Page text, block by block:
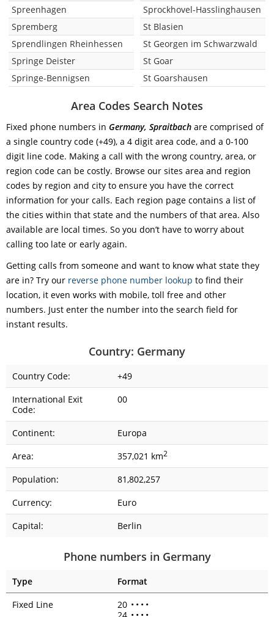
Spreenhagen
Spremberg
Sprendlingen Rheinhessen
Springe Deister
Springe-Bennigsen
Sprockhovel-Hasslinghausen
St Blasien
St Georgen im Schwarzwald
St Goar
St Goarshausen
Area Codes Search Notes
Fixed phone numbers in Germany, Spraitbach are comprised of
a single country code (+49), a 4 digit area code, and a 0-100
digit line code. Making a call with the wrong country, area, or
region code can be costly. Browse our sites area and region
codes by region and city to ensure you have the correct
information for your calls. Each region page contains a list of
the cities within that state and the numbers of that area. Also
available are local times. So you don’t have to worry about
calling too late or early again.
Getting calls from someone and want to know what state they
are in? Try our reverse phone number lookup to find their
location, it even works with mobile, toll free and other
numbers. Just enter the number into the search field for
instant results.
Country: Germany
Country Code:
+49
International Exit
Code:
00
Continent:
Europa
Area:
357,021 km2
Population:
81,802,257
Currency:
Euro
Capital:
Berlin
Phone numbers in Germany
Type
Format
Fixed Line
20 • • • •